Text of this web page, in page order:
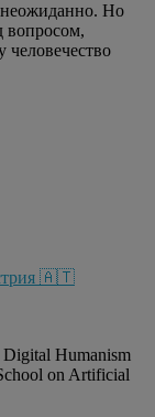
неожиданно. Но
вопросом,
человечество
🇦🇹
Humanism
on Artificial